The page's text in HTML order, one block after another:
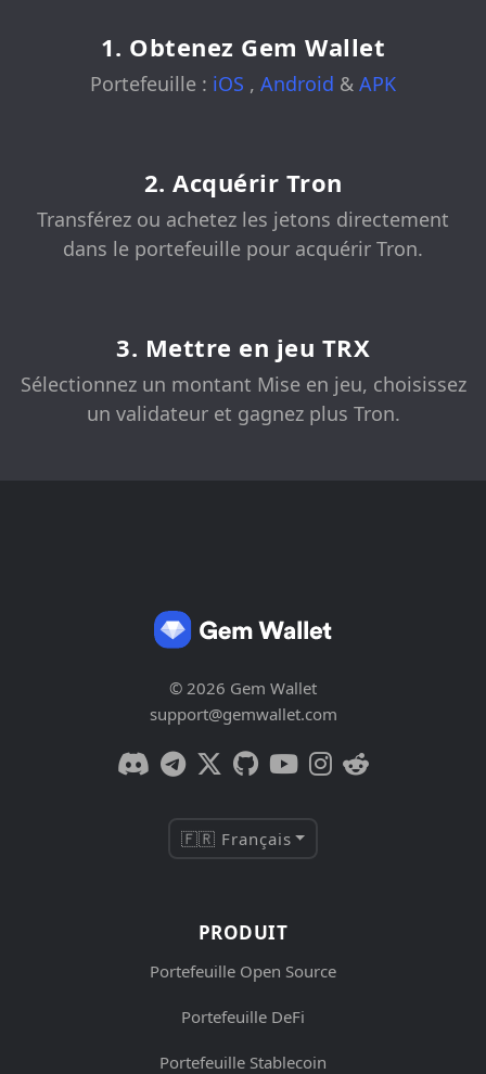
1. Obtenez Gem Wallet
Portefeuille : iOS , Android & APK
2. Acquérir Tron
Transférez ou achetez les jetons directement
dans le portefeuille pour acquérir Tron.
3. Mettre en jeu TRX
Sélectionnez un montant Mise en jeu, choisissez
un validateur et gagnez plus Tron.
© 2026 Gem Wallet
support@gemwallet.com
🇫🇷 Français
PRODUIT
Portefeuille Open Source
Portefeuille DeFi
Portefeuille Stablecoin